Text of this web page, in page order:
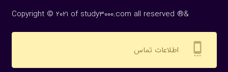
Copyright © 2021 of study3000.com all reserved ®&
settings_cell اطلاعات تماس